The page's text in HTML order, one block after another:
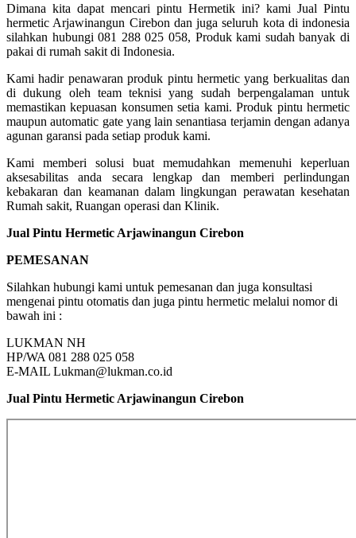
Dimana kita dapat mencari pintu Hermetik ini? kami Jual Pintu
hermetic Arjawinangun Cirebon dan juga seluruh kota di indonesia
silahkan hubungi 081 288 025 058, Produk kami sudah banyak di
pakai di rumah sakit di Indonesia.
Kami hadir penawaran produk pintu hermetic yang berkualitas dan
di dukung oleh team teknisi yang sudah berpengalaman untuk
memastikan kepuasan konsumen setia kami. Produk pintu hermetic
maupun automatic gate yang lain senantiasa terjamin dengan adanya
agunan garansi pada setiap produk kami.
Kami memberi solusi buat memudahkan memenuhi keperluan
aksesabilitas anda secara lengkap dan memberi perlindungan
kebakaran dan keamanan dalam lingkungan perawatan kesehatan
Rumah sakit, Ruangan operasi dan Klinik.
Jual Pintu Hermetic Arjawinangun Cirebon
PEMESANAN
Silahkan hubungi kami untuk pemesanan dan juga konsultasi
mengenai pintu otomatis dan juga pintu hermetic melalui nomor di
bawah ini :
LUKMAN NH
HP/WA 081 288 025 058
E-MAIL Lukman@lukman.co.id
Jual Pintu Hermetic Arjawinangun Cirebon